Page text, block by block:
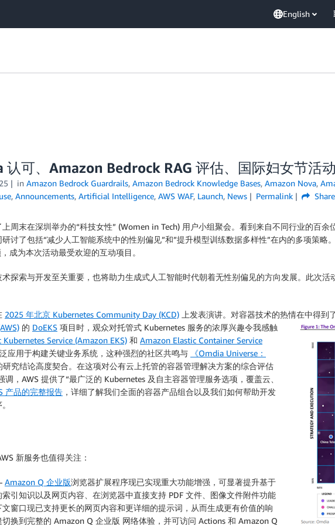
English
可、Amazon Bedrock RAG 评估、国际妇女节活
in Amazon Bedrock Guardrails, Amazon Bedrock Knowledge Bases, Amazon Nova,
, Announcements, Artificial Intelligence, AWS WAF, Launch, News Permalink Share
周末在深圳举办的“科技女性” (Women in Tech) 用户小组聚会。看到来自不同行业的百
讨了包括“减少人工智能系统中的性别偏见”和”提升模型训练数据多样性”在内的多项策略
成为本次活动最受欢迎的互动项目。
探索与开发至关重要，也将助力生成式人工智能时代朝着无性别偏见的方向发展。此次
2025 年北京 Kubernetes Community Day (KCD) 上发表演讲。对容器技术的热情在中得到
的 DoEKS 项目时，观众对托管式 Kubernetes 服务的浓厚兴趣令我感触
Service (Amazon EKS) 和 Amazon Elastic Container Service
应用于构建关键业务系统，这种强烈的社区共鸣与
《Omdia Universe：
研究结论高度契合。在这项对公有云上托管的容器管理解决方案的综合评估
，AWS 提供了“最广泛的 Kubernetes 及自主容器管理服务选项，覆盖云、
产品的完整报告 ，详细了解我们全面的容器产品组合以及我们如何帮助开发
新服务也值得关注：
Amazon Q 企业版浏览器扩展程序现已实现重大功能增强，可显著提升基于
引知识以及网页内容、在浏览器中直接支持 PDF 文件、图像文件附件功能
窗口现已支持更长的网页内容和更详细的提示词，从而生成更有价值的响
换到完整的 Amazon Q 企业版 网络体验，并可访问 Actions 和 Amazon Q